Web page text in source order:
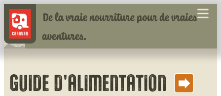
De la vraie nourriture pour de vraies
aventures.
GUIDE D'ALIMENTATION